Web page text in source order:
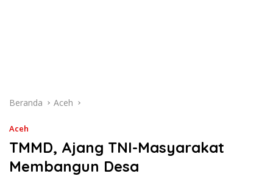
Beranda Aceh
Aceh
TMMD, Ajang TNI-Masyarakat
Membangun Desa